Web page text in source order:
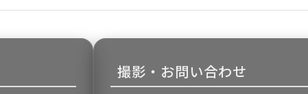
撮影・お問い合わせ